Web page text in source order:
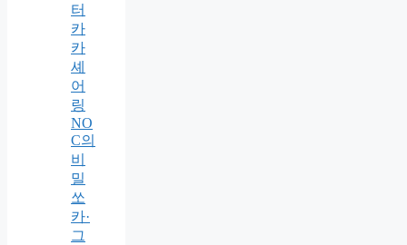
터
카
카
셰
어
링
NO
C의
비
밀
쏘
카·
그